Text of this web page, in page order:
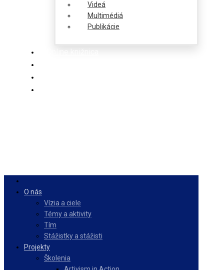
Videá
Multimédiá
Publikácie
O nás
Vízia a ciele
Témy a aktivity
Tím
Stážistky a stážisti
Projekty
Školenia